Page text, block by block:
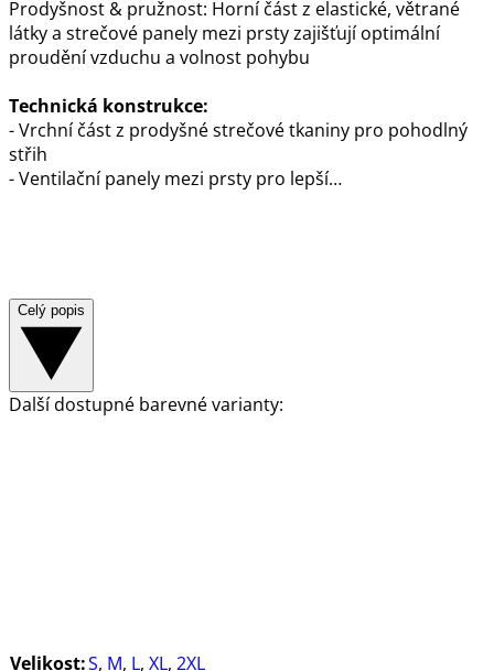
Prodyšnost & pružnost: Horní část z elastické, větrané
látky a strečové panely mezi prsty zajišťují optimální
proudění vzduchu a volnost pohybu
Technická konstrukce:
- Vrchní část z prodyšné strečové tkaniny pro pohodlný
střih
- Ventilační panely mezi prsty pro lepší…
Celý popis
Další dostupné barevné varianty:
Velikost:S, M, L, XL, 2XL